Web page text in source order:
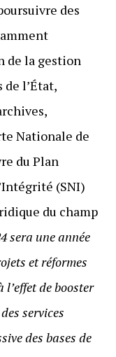
des
de la gestion
de l’État,
Nationale de
du Plan
(SNI)
du champ
sera une année
et réformes
l’effet de booster
services
des bases de